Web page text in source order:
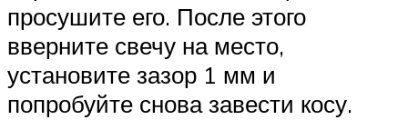
просушите его. После этого
вверните свечу на место,
установите зазор 1 мм и
попробуйте снова завести косу.